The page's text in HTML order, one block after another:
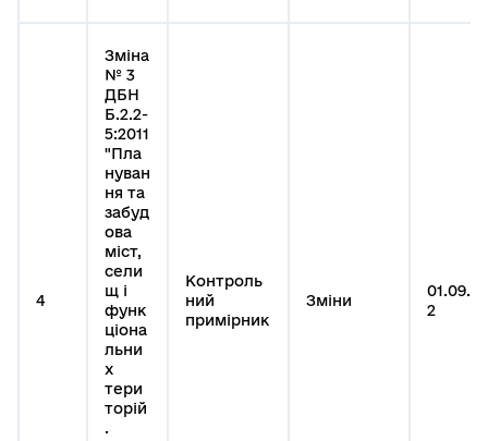
4
Зміна
№ 3
ДБН
Б.2.2-
5:2011
"Пла
нуван
ня та
забуд
ова
міст,
сели
щ і
функ
ціона
льни
х
тери
торій
.
Контроль
ний
примірник
Зміни
2